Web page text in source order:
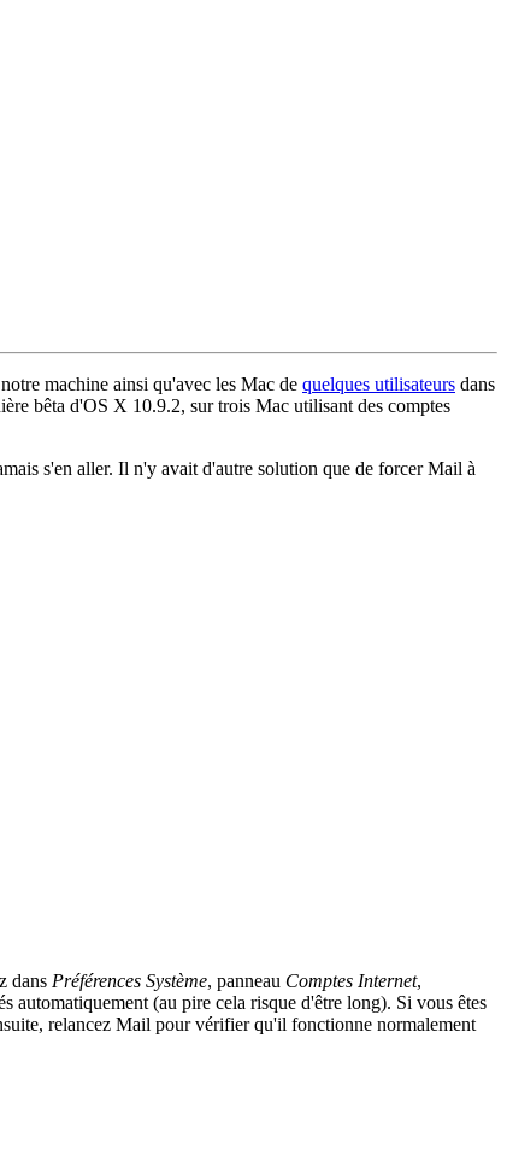
machine ainsi qu'avec les Mac de quelques utilisateurs dans
bêta d'OS X 10.9.2, sur trois Mac utilisant des comptes
s'en aller. Il n'y avait d'autre solution que de forcer Mail à
dans Préférences Système, panneau Comptes Internet,
(au pire cela risque d'être long). Si vous êtes
relancez Mail pour vérifier qu'il fonctionne normalement